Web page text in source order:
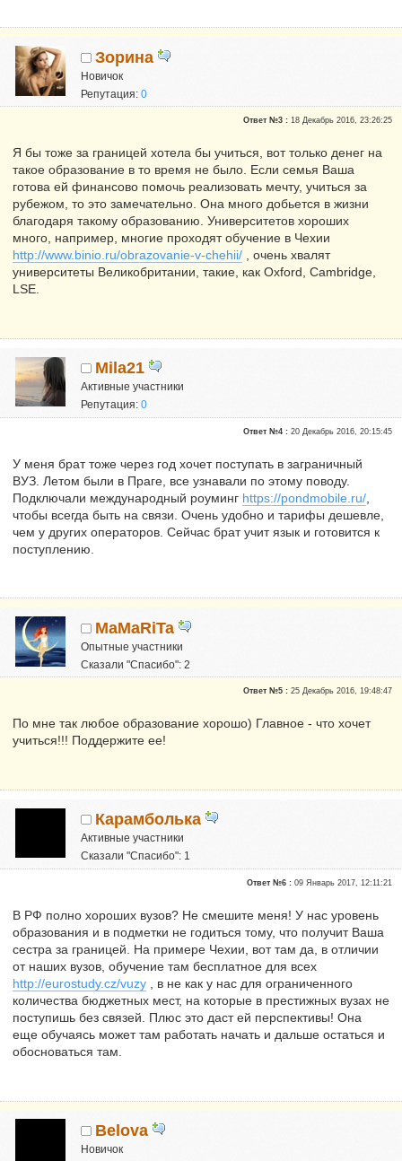
Зорина
Новичок
Репутация:0
Ответ №3 :18 Декабрь 2016, 23:26:25
Я бы тоже за границей хотела бы учиться, вот только денег на
такое образование в то время не было. Если семья Ваша
готова ей финансово помочь реализовать мечту, учиться за
рубежом, то это замечательно. Она много добьется в жизни
благодаря такому образованию. Университетов хороших
много, например, многие проходят обучение в Чехии
http://www.binio.ru/obrazovanie-v-chehii/ , очень хвалят
университеты Великобритании, такие, как Oxford, Cambridge,
LSE.
Mila21
Активные участники
Репутация:0
Ответ №4 :20 Декабрь 2016, 20:15:45
У меня брат тоже через год хочет поступать в заграничный
ВУЗ. Летом были в Праге, все узнавали по этому поводу.
Подключали международный роуминг https://pondmobile.ru/
чтобы всегда быть на связи. Очень удобно и тарифы дешевле,
чем у других операторов. Сейчас брат учит язык и готовится к
поступлению.
MaMaRiTa
Опытные участники
Сказали "Спасибо": 2
Ответ №5 :25 Декабрь 2016, 19:48:47
По мне так любое образование хорошо) Главное - что хочет
учиться!!! Поддержите ее!
Карамболька
Активные участники
Сказали "Спасибо": 1
Ответ №6 :09 Январь 2017, 12:11:21
В РФ полно хороших вузов? Не смешите меня! У нас уровень
образования и в подметки не годиться тому, что получит Ваша
сестра за границей. На примере Чехии, вот там да, в отличии
от наших вузов, обучение там бесплатное для всех
http://eurostudy.cz/vuzy , в не как у нас для ограниченного
количества бюджетных мест, на которые в престижных вузах не
поступишь без связей. Плюс это даст ей перспективы! Она
еще обучаясь может там работать начать и дальше остаться и
обосноваться там.
Belova
Новичок